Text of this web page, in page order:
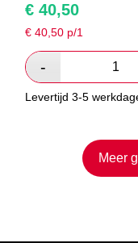
€ 40,50
€40,50 p/1
Levertijd 3-5
Meer